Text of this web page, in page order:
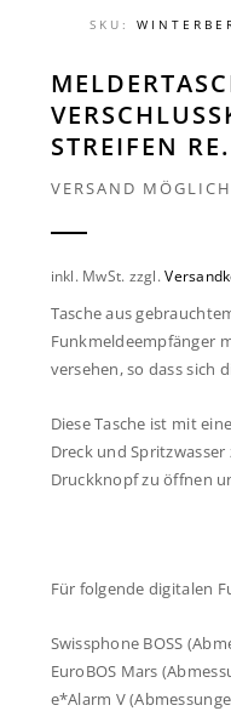
SKU:
STREIFEN
VERSAND MÖGLICH
inkl. MwSt. zzgl.
Tasche aus
Funkmeldeempfänger
versehen, so dass sich
Diese Tasche ist mit
Dreck und
Druckknopf zu öffnen
Für folgende digitalen
Swissphone BOSS
EuroBOS Mars
e*Alarm V